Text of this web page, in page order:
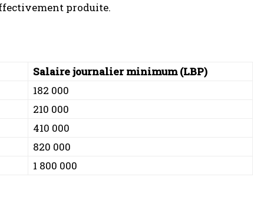
produite.
Salaire journalier minimum (LBP)
182 000
210 000
410 000
820 000
1 800 000